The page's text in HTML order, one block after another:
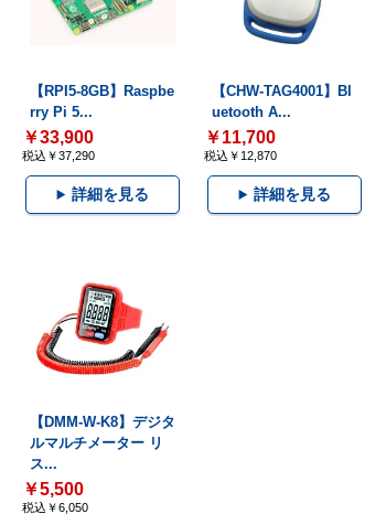
【RPI5-8GB】Raspbe
rry Pi 5...
￥33,900
税込￥37,290
詳細を見る
【CHW-TAG4001】Bl
uetooth A...
￥11,700
税込￥12,870
詳細を見る
【DMM-W-K8】デジタ
ルマルチメーター リ
ス...
￥5,500
税込￥6,050